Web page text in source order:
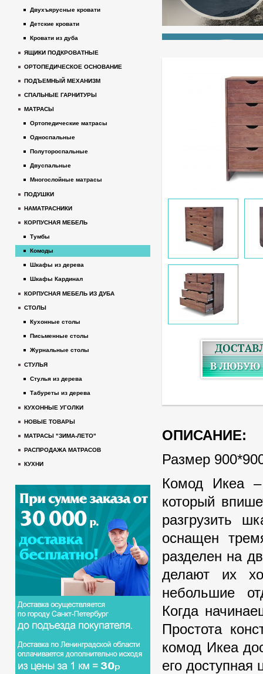
ОПИСАНИЕ:
Размер
Комод Икеа –
который
разгрузить
оснащен
разделен на
делают их
небольшие
Когда
Простота
комод Икеа
его доступная
Двухъярусные кровати
Детские кровати
Кровати из дуба
ЯЩИКИ ПОДКРОВАТНЫЕ
ОРТОПЕДИЧЕСКОЕ ОСНОВАНИЕ
ПОДЪЕМНЫЙ МЕХАНИЗМ
СПАЛЬНЫЕ ГАРНИТУРЫ
МАТРАСЫ
Ортопедические матрасы
Односпальные
Полутороспальные
Двуспальные
Многослойные матрасы
ПОДУШКИ
НАМАТРАСНИКИ
КОРПУСНАЯ МЕБЕЛЬ
Тумбы
Комоды
Шкафы из дерева
Шкафы Кардинал
КОРПУСНАЯ МЕБЕЛЬ ИЗ ДУБА
СТОЛЫ
Кухонные столы
Письменные столы
Журнальные столы
СТУЛЬЯ
Стулья из дерева
Табуреты из дерева
КУХОННЫЕ УГОЛКИ
НОВЫЕ ТОВАРЫ
МАТРАСЫ "ЗИМА-ЛЕТО"
РАСПРОДАЖА МАТРАСОВ
КУХНИ